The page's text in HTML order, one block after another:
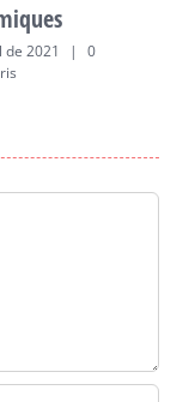
de 2021 |
0